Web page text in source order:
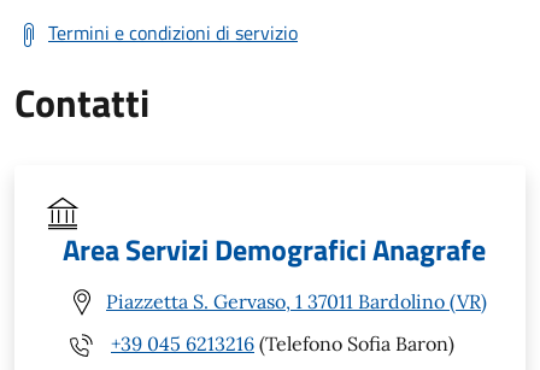
Termini e condizioni di servizio
Contatti
Area Servizi Demografici Anagrafe
Piazzetta S. Gervaso, 1 37011 Bardolino (VR)
+39 045 6213216 (Telefono Sofia Baron)